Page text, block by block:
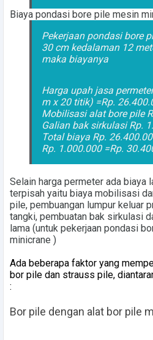
Biaya pondasi bore pile mesin
Pekerjaan pondasi bore
30 cm kedalaman 12
maka biayanya
Harga upah jasa
m x 20 titik) =Rp.
Mobilisasi alat bore pile
Galian bak sirkulasi Rp.
Total biaya Rp.
Rp. 1.000.000 =Rp.
Selain harga permeter ada biaya
terpisah yaitu biaya mobilisasi
pile, pembuangan lumpur keluar
tangki, pembuatan bak sirkulasi
lama (untuk pekerjaan pondasi
minicrane )
Ada beberapa faktor yang
bor pile dan strauss pile,
:
Bor pile dengan alat bor pile